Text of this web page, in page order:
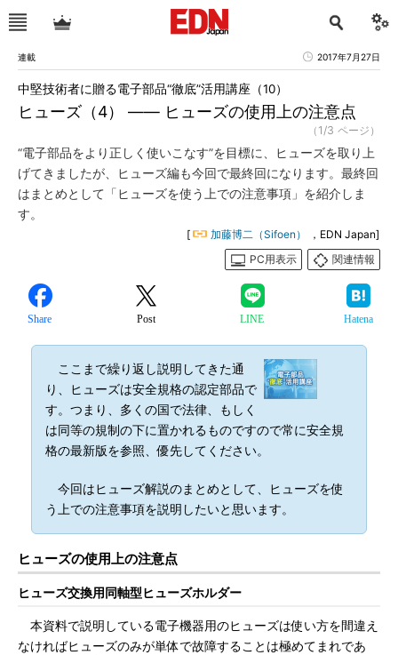
連載 2017年7月27日
ヒューズ（4） ―― ヒューズの使用上の注意点
中堅技術者に贈る電子部品“徹底”活用講座（10）
（1/3 ページ）
“電子部品をより正しく使いこなす”を目標に、ヒューズを取り上
げてきましたが、ヒューズ編も今回で最終回になります。最終回
はまとめとして「ヒューズを使う上での注意事項」を紹介しま
す。
[ 加藤博二（Sifoen）
，EDN Japan]
PC用表示
関連情報
Share Post LINE Hatena
ここまで繰り返し説明してきた通
り、ヒューズは安全規格の認定部品で
す。つまり、多くの国で法律、もしく
は同等の規制の下に置かれるものですので常に安全規
格の最新版を参照、優先してください。
今回はヒューズ解説のまとめとして、ヒューズを使
う上での注意事項を説明したいと思います。
ヒューズの使用上の注意点
ヒューズ交換用同軸型ヒューズホルダー
本資料で説明している電子機器用のヒューズは使い方を間違え
なければヒューズのみが単体で故障することは極めてまれであ